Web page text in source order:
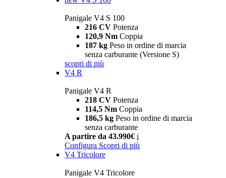
Panigale V4 S 100
216 CV Potenza
120,9 Nm Coppia
187 kg Peso in ordine di marcia
senza carburante (Versione S)
scopri di più
V4 R
Panigale V4 R
218 CV Potenza
114,5 Nm Coppia
186,5 kg Peso in ordine di marcia
senza carburante
A partire da 43.990€ i
Configura Scopri di più
V4 Tricolore
Panigale V4 Tricolore